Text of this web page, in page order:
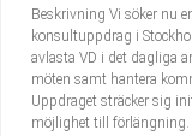
Beskrivning Vi söker nu
konsultuppdrag i
avlasta VD i det dagliga
möten samt hantera
Uppdraget sträcker sig
möjlighet till förlängning.